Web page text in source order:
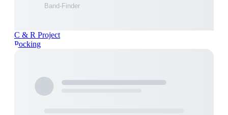
C & R Project
Pocking